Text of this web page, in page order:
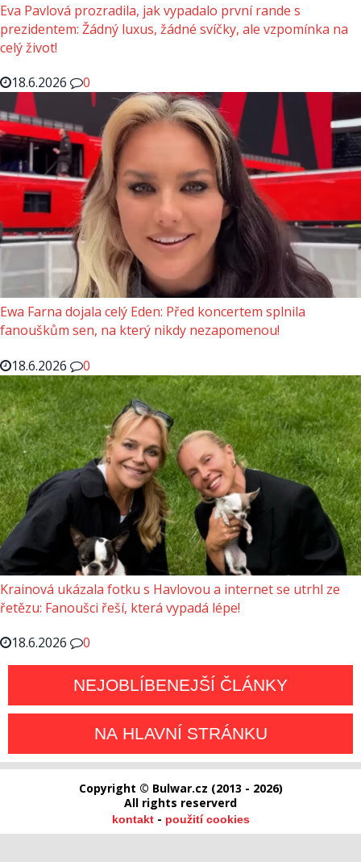
Eva Pavlová prozradila, jak vypadalo první rande s
prezidentem: Žádný luxus, žádné svíčky, ale vzpomínka na
celý život!
18.6.2026
0
Ewa Farna dojala celý Eden: Před koncertem splnila
fanouškům sen, na který nikdy nezapomenou!
18.6.2026
0
Krainová ukázala fotku s Havlovou a internet se utrhl ze
řetězu: Fanoušci řeší, která vypadá lépe!
18.6.2026
0
NEJOBLÍBENEJŠÍ ČLÁNKY
NA HLAVNÍ STRÁNKU
Copyright © Bulwar.cz (2013 - 2026)
All rights reserverd
kontakt- použití cookies